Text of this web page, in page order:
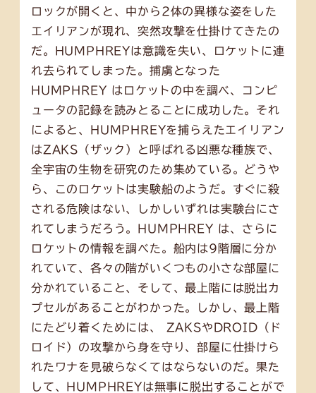
ロックが開くと、中から2体の異様な姿をした
エイリアンが現れ、突然攻撃を仕掛けてきたの
だ。HUMPHREYは意識を失い、ロケットに連
れ去られてしまった。捕虜となった
HUMPHREY はロケットの中を調べ、コンピ
ュータの記録を読みとることに成功した。それ
によると、HUMPHREYを捕らえたエイリアン
はZAKS（ザック）と呼ばれる凶悪な種族で、
全宇宙の生物を研究のため集めている。どうや
ら、このロケットは実験船のようだ。すぐに殺
される危険はない、しかしいずれは実験台にさ
れてしまうだろう。HUMPHREY は、さらに
ロケットの情報を調べた。船内は9階層に分か
れていて、各々の階がいくつもの小さな部屋に
分かれていること、そして、最上階には脱出カ
プセルがあることがわかった。しかし、最上階
にたどり着くためには、 ZAKSやDROID（ド
ロイド）の攻撃から身を守り、部屋に仕掛けら
れたワナを見破らなくてはならないのだ。果た
して、HUMPHREYは無事に脱出することがで